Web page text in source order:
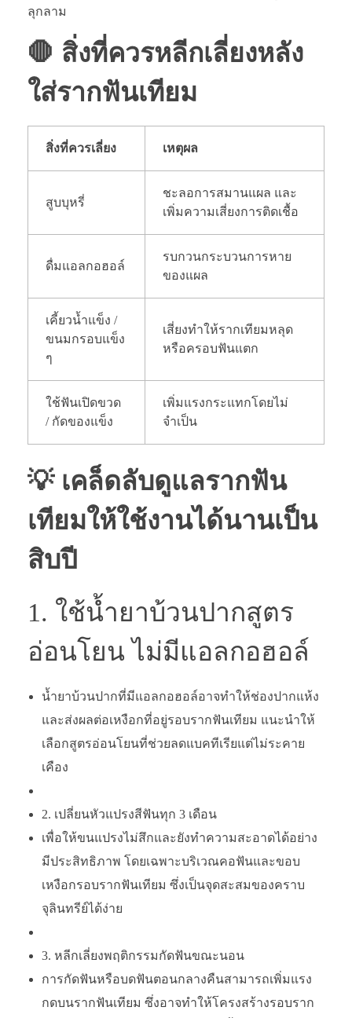
ลุกลาม
🛑 สิ่งที่ควรหลีกเลี่ยงหลัง
ใส่รากฟันเทียม
สิ่งที่ควรเลี่ยง เหตุผล
สูบบุหรี่
ชะลอการสมานแผล และ
เพิ่มความเสี่ยงการติดเชื้อ
ดื่มแอลกอฮอล์
รบกวนกระบวนการหาย
ของแผล
เคี้ยวน้ำแข็ง /
ขนมกรอบแข็ง
ๆ
เสี่ยงทำให้รากเทียมหลุด
หรือครอบฟันแตก
ใช้ฟันเปิดขวด
/ กัดของแข็ง
เพิ่มแรงกระแทกโดยไม่
จำเป็น
💡 เคล็ดลับดูแลรากฟัน
เทียมให้ใช้งานได้นานเป็น
สิบปี
1. ใช้น้ำยาบ้วนปากสูตร
อ่อนโยน ไม่มีแอลกอฮอล์
น้ำยาบ้วนปากที่มีแอลกอฮอล์อาจทำให้ช่องปากแห้ง
และส่งผลต่อเหงือกที่อยู่รอบรากฟันเทียม แนะนำให้
เลือกสูตรอ่อนโยนที่ช่วยลดแบคทีเรียแต่ไม่ระคาย
เคือง
2. เปลี่ยนหัวแปรงสีฟันทุก 3 เดือน
เพื่อให้ขนแปรงไม่สึกและยังทำความสะอาดได้อย่าง
มีประสิทธิภาพ โดยเฉพาะบริเวณคอฟันและขอบ
เหงือกรอบรากฟันเทียม ซึ่งเป็นจุดสะสมของคราบ
จุลินทรีย์ได้ง่าย
3. หลีกเลี่ยงพฤติกรรมกัดฟันขณะนอน
การกัดฟันหรือบดฟันตอนกลางคืนสามารถเพิ่มแรง
กดบนรากฟันเทียม ซึ่งอาจทำให้โครงสร้างรอบราก